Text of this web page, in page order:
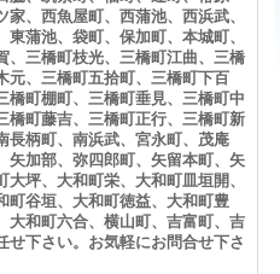
、西魚屋町、西蒲池、西浜武、
蒲池、袋町、保加町、本城町、
、三橋町枝光、三橋町江曲、三橋
元、三橋町五拾町、三橋町下百
橋町棚町、三橋町垂見、三橋町中
橋町藤吉、三橋町正行、三橋町新
長柄町、南浜武、宮永町、茂庵
矢加部、弥四郎町、矢留本町、矢
坪、大和町栄、大和町皿垣開、
町谷垣、大和町徳益、大和町豊
大和町六合、横山町、吉富町、吉
せ下さい。お気軽にお問合せ下さ